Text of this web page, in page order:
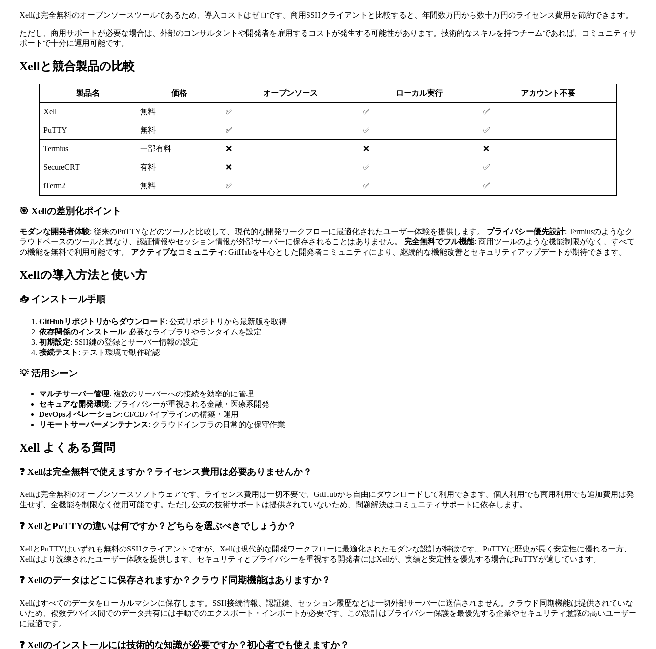
Xellは完全無料のオープンソースツールであるため、導入コストはゼロです。商用SSHクライアントと比較すると、年間数万円から数十万円のライセンス費用を節約できます。
ただし、商用サポートが必要な場合は、外部のコンサルタントや開発者を雇用するコストが発生する可能性があります。技術的なスキルを持つチームであれば、コミュニティサ
ポートで十分に運用可能です。
Xellと競合製品の比較
製品名 価格 オープンソース ローカル実行 アカウント不要
Xell 無料 ✅ ✅ ✅
PuTTY 無料 ✅ ✅ ✅
Termius 一部有料 ❌ ❌ ❌
SecureCRT 有料 ❌ ✅ ✅
iTerm2 無料 ✅ ✅ ✅
🎯 Xellの差別化ポイント
モダンな開発者体験: 従来のPuTTYなどのツールと比較して、現代的な開発ワークフローに最適化されたユーザー体験を提供します。 プライバシー優先設計: Termiusのようなク
ラウドベースのツールと異なり、認証情報やセッション情報が外部サーバーに保存されることはありません。 完全無料でフル機能: 商用ツールのような機能制限がなく、すべて
の機能を無料で利用可能です。 アクティブなコミュニティ: GitHubを中心とした開発者コミュニティにより、継続的な機能改善とセキュリティアップデートが期待できます。
Xellの導入方法と使い方
📥 インストール手順
GitHubリポジトリからダウンロード: 公式リポジトリから最新版を取得
依存関係のインストール: 必要なライブラリやランタイムを設定
初期設定: SSH鍵の登録とサーバー情報の設定
接続テスト : テスト環境で動作確認
💡 活用シーン
マルチサーバー管理: 複数のサーバーへの接続を効率的に管理
セキュアな開発環境: プライバシーが重視される金融・医療系開発
DevOpsオペレーション: CI/CDパイプラインの構築・運用
リモートサーバーメンテナンス: クラウドインフラの日常的な保守作業
Xell よくある質問
❓ Xellは完全無料で使えますか？ライセンス費用は必要ありませんか？
Xellは完全無料のオープンソースソフトウェアです。ライセンス費用は一切不要で、GitHubから自由にダウンロードして利用できます。個人利用でも商用利用でも追加費用は発
生せず、全機能を制限なく使用可能です。ただし公式の技術サポートは提供されていないため、問題解決はコミュニティサポートに依存します。
❓ XellとPuTTYの違いは何ですか？どちらを選ぶべきでしょうか？
XellとPuTTYはいずれも無料のSSHクライアントですが、Xellは現代的な開発ワークフローに最適化されたモダンな設計が特徴です。PuTTYは歴史が長く安定性に優れる一方、
Xellはより洗練されたユーザー体験を提供します。セキュリティとプライバシーを重視する開発者にはXellが、実績と安定性を優先する場合はPuTTYが適しています。
❓ Xellのデータはどこに保存されますか？クラウド同期機能はありますか？
Xellはすべてのデータをローカルマシンに保存します。SSH接続情報、認証鍵、セッション履歴などは一切外部サーバーに送信されません。クラウド同期機能は提供されていな
いため、複数デバイス間でのデータ共有には手動でのエクスポート・インポートが必要です。この設計はプライバシー保護を最優先する企業やセキュリティ意識の高いユーザー
に最適です。
❓ Xellのインストールには技術的な知識が必要ですか？初心者でも使えますか？